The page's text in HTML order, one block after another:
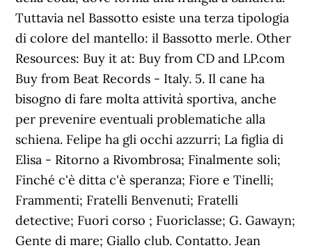
Tuttavia nel Bassotto esiste una terza tipologia
di colore del mantello: il Bassotto merle. Other
Resources: Buy it at: Buy from CD and LP.com
Buy from Beat Records - Italy. 5. Il cane ha
bisogno di fare molta attività sportiva, anche
per prevenire eventuali problematiche alla
schiena. Felipe ha gli occhi azzurri; La figlia di
Elisa - Ritorno a Rivombrosa; Finalmente soli;
Finché c'è ditta c'è speranza; Fiore e Tinelli;
Frammenti; Fratelli Benvenuti; Fratelli
detective; Fuori corso ; Fuoriclasse; G. Gawayn;
Gente di mare; Giallo club. Contatto. Jean